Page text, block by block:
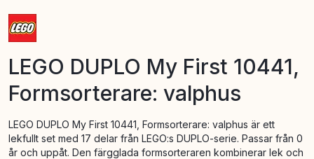
LEGO DUPLO My First 10441,
Formsorterare: valphus
LEGO DUPLO My First 10441, Formsorterare: valphus är ett
lekfullt set med 17 delar från LEGO:s DUPLO-serie. Passar från 0
år och uppåt. Den färgglada formsorteraren kombinerar lek och